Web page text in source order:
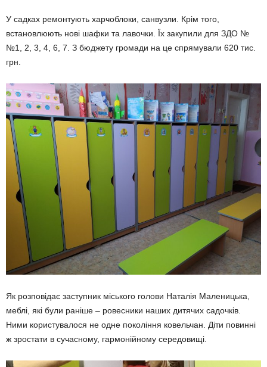
У садках ремонтують харчоблоки, санвузли. Крім того,
встановлюють нові шафки та лавочки. Їх закупили для ЗДО №
№1, 2, 3, 4, 6, 7. З бюджету громади на це спрямували 620 тис.
грн.
Як розповідає заступник міського голови Наталія Маленицька,
меблі, які були раніше – ровесники наших дитячих садочків.
Ними користувалося не одне покоління ковельчан. Діти повинні
ж зростати в сучасному, гармонійному середовищі.